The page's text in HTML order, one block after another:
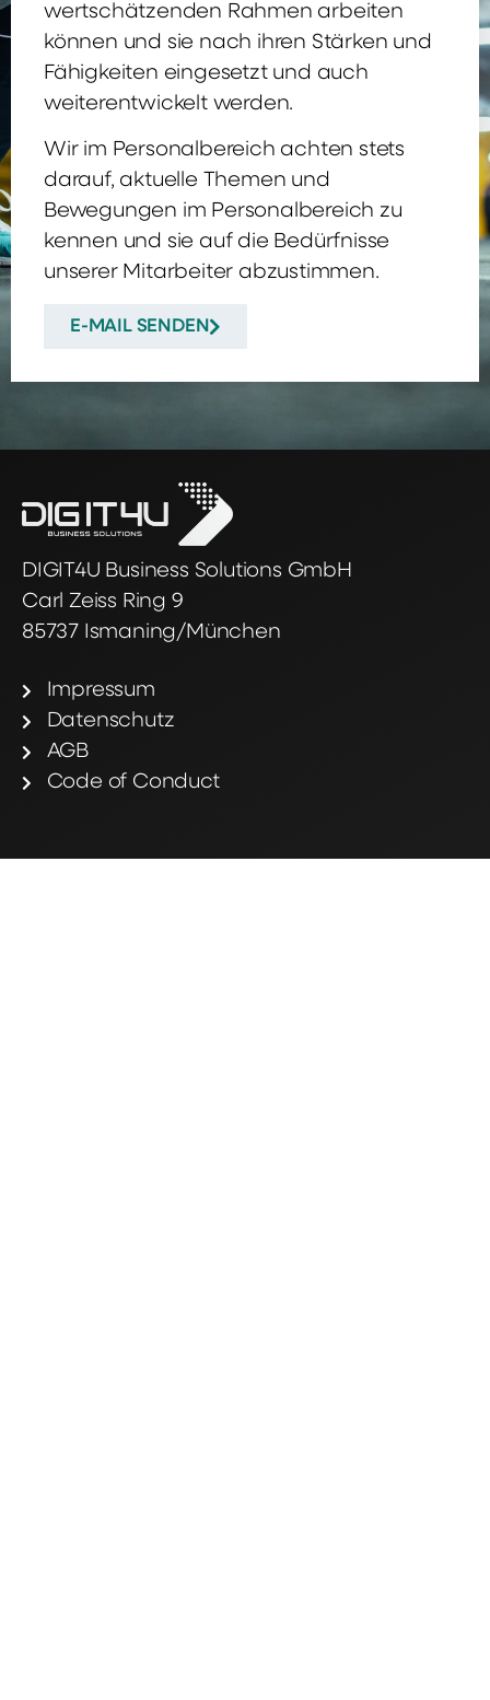
wertschätzenden Rahmen arbeiten
können und sie nach ihren Stärken und
Fähigkeiten eingesetzt und auch
weiterentwickelt werden.
Wir im Personalbereich achten stets
darauf, aktuelle Themen und
Bewegungen im Personalbereich zu
kennen und sie auf die Bedürfnisse
unserer Mitarbeiter abzustimmen.
E-MAIL SENDEN
DIGIT4U Business Solutions GmbH
Carl Zeiss Ring 9
85737 Ismaning/München
Impressum
Datenschutz
AGB
Code of Conduct